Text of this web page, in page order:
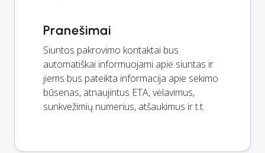
Pranešimai
Siuntos pakrovimo kontaktai bus
automatiškai informuojami apie siuntas ir
jiems bus pateikta informacija apie sekimo
būsenas, atnaujintus ETA, vėlavimus,
sunkvežimių numerius, atšaukimus ir t.t.